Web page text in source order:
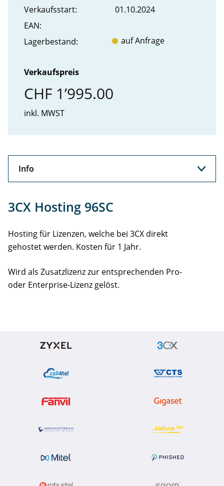
Verkaufs­start:
01.10.2024
EAN:
Lager­bestand:
auf Anfrage
Verkaufspreis
CHF 1’995.00
inkl. MWST
Info
3CX Hosting 96SC
Hosting für Lizenzen, welche bei 3CX direkt
gehostet werden. Kosten für 1 Jahr.
Wird als Zusatzlizenz zur entsprechenden Pro-
oder Enterprise-Lizenz gelöst.